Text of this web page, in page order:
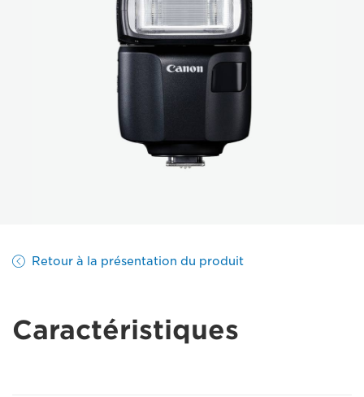
Retour à la présentation du produit
Caractéristiques